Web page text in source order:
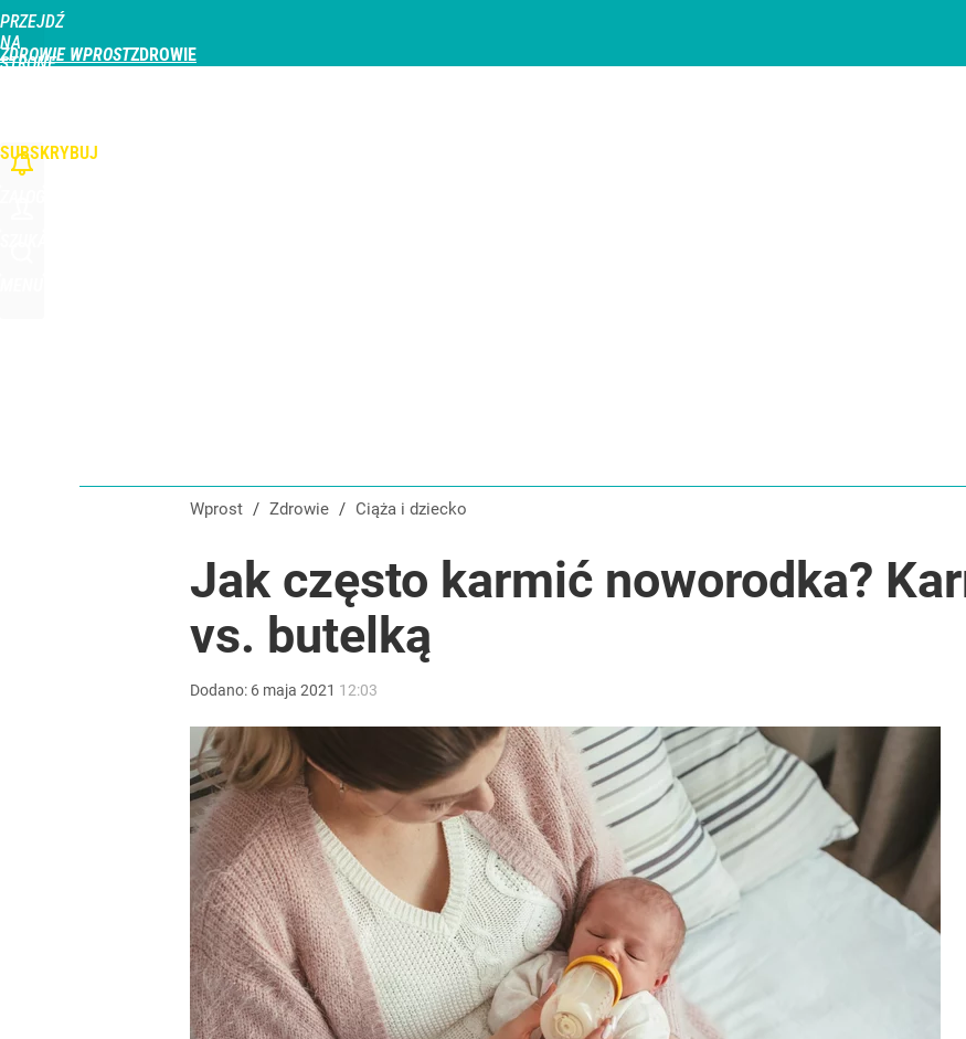
PRZEJDŹ
NA
STRONĘ
ZDROWIE WPROST
SUBSKRYBUJ
Wprost / Zdrowie / Ciąża i dziecko
Jak często karmić noworodka?
vs. butelką
Dodano: 6 maja 2021 12:03